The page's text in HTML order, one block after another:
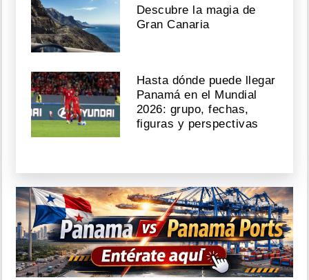
Descubre la magia de
Gran Canaria
Hasta dónde puede llegar
Panamá en el Mundial
2026: grupo, fechas,
figuras y perspectivas